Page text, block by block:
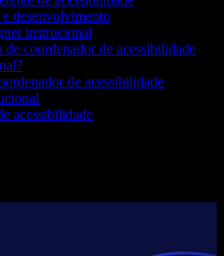
desenvolvimento
instrucional
de coordenador de acessibilidade
de acessibilidade
acessibilidade